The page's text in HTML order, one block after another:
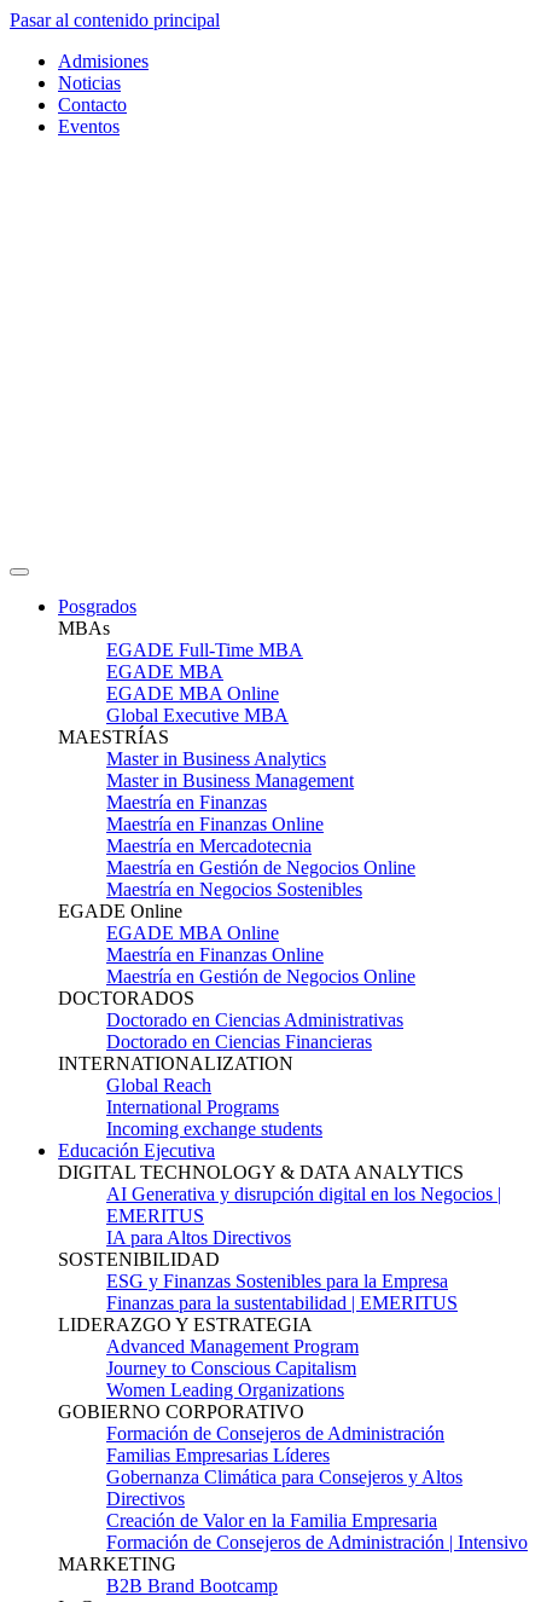
Pasar al contenido principal
Admisiones
Noticias
Contacto
Eventos
Posgrados
MBAs
EGADE Full-Time MBA
EGADE MBA
EGADE MBA Online
Global Executive MBA
MAESTRÍAS
Master in Business Analytics
Master in Business Management
Maestría en Finanzas
Maestría en Finanzas Online
Maestría en Mercadotecnia
Maestría en Gestión de Negocios Online
Maestría en Negocios Sostenibles
EGADE Online
EGADE MBA Online
Maestría en Finanzas Online
Maestría en Gestión de Negocios Online
DOCTORADOS
Doctorado en Ciencias Administrativas
Doctorado en Ciencias Financieras
INTERNATIONALIZATION
Global Reach
International Programs
Incoming exchange students
Educación Ejecutiva
DIGITAL TECHNOLOGY & DATA ANALYTICS
AI Generativa y disrupción digital en los Negocios |
EMERITUS
IA para Altos Directivos
SOSTENIBILIDAD
ESG y Finanzas Sostenibles para la Empresa
Finanzas para la sustentabilidad | EMERITUS
LIDERAZGO Y ESTRATEGIA
Advanced Management Program
Journey to Conscious Capitalism
Women Leading Organizations
GOBIERNO CORPORATIVO
Formación de Consejeros de Administración
Familias Empresarias Líderes
Gobernanza Climática para Consejeros y Altos
Directivos
Creación de Valor en la Familia Empresaria
Formación de Consejeros de Administración | Intensivo
MARKETING
B2B Brand Bootcamp